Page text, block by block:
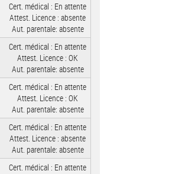
Cert. médical : En attente
Attest. Licence : absente
Aut. parentale: absente
Cert. médical : En attente
Attest. Licence : OK
Aut. parentale: absente
Cert. médical : En attente
Attest. Licence : OK
Aut. parentale: absente
Cert. médical : En attente
Attest. Licence : absente
Aut. parentale: absente
Cert. médical : En attente